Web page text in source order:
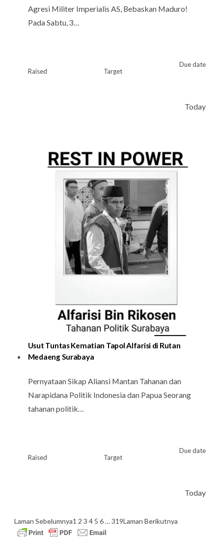
Agresi Militer Imperialis AS, Bebaskan Maduro!
Pada Sabtu, 3…
Raised Target
Due date
Today
Usut Tuntas Kematian Tapol Alfarisi di Rutan
Medaeng Surabaya
Pernyataan Sikap Aliansi Mantan Tahanan dan
Narapidana Politik Indonesia dan Papua Seorang
tahanan politik…
Raised Target
Due date
Today
Laman Sebelumnya1 2 3 4 5 6…319Laman Berikutnya